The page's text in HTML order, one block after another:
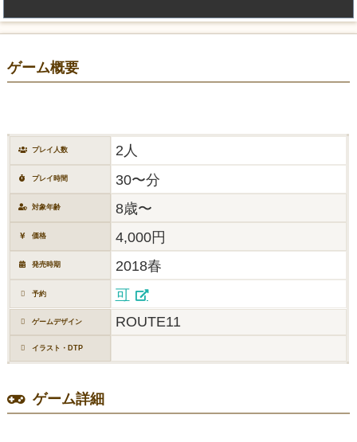
ゲーム概要
プレイ人数 2人
プレイ時間 30〜分
対象年齢 8歳〜
価格 4,000円
発売時期 2018春
予約 可
ゲームデザイン ROUTE11
イラスト・DTP
ゲーム詳細